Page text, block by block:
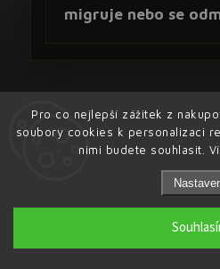
Pro co nejlepší zážitek z
soubory cookies k personalizaci
nimi budete souhlasit.
migruje nebo se